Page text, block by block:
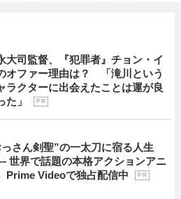
大司監督、『犯罪者』チョン・イ
オファー理由は？ 「滝川という
ラクターに出会えたことは運が良
た」
P R
っさん剣聖”の一太刀に宿る人生
界で話題の本格アクションアニ
Prime Videoで独占配信中
P R